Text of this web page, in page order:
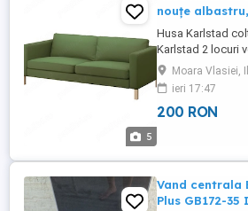
5
nouțe
Husa Karlstad
Karlstad 2 locuri
fotoliu Backabro
personala Moara
Băneasa București
Moara Vlasiei,
ieri 17:47
200 RON
Vand centrala
Plus GB172-